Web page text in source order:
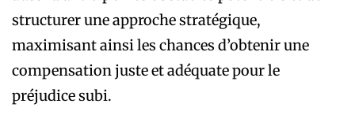
structurer une approche stratégique,
maximisant ainsi les chances d’obtenir une
compensation juste et adéquate pour le
préjudice subi.